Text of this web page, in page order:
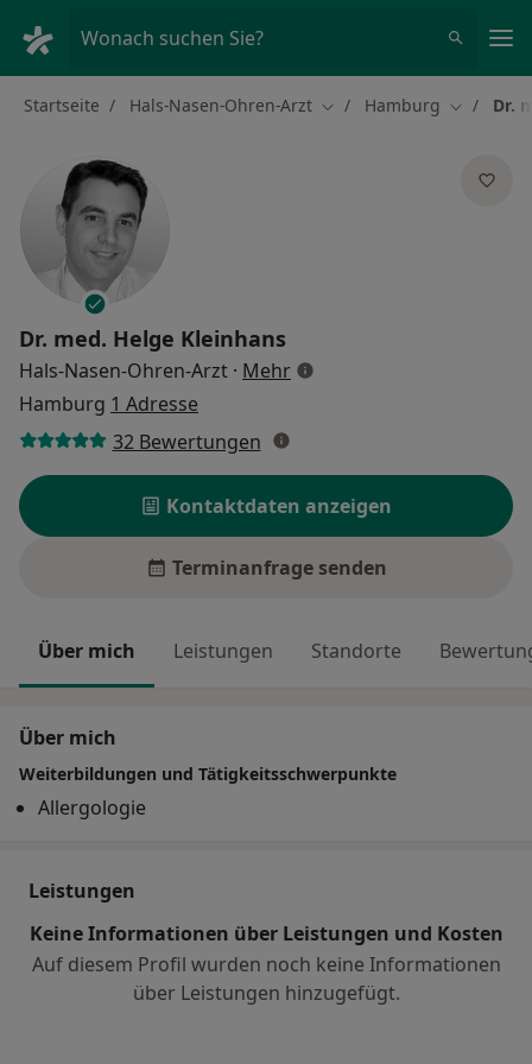
Wonach suchen Sie?
Startseite Hals-Nasen-Ohren-Arzt Stadt ändern
Hamburg StadtDr.
Dr. med. Helge Kleinhans
Hals-Nasen-Ohren-Arzt · Mehrüber Spezialisierungen
Hamburg 1 Adresse
32 Bewertungen
Kontaktdaten anzeigen
Terminanfrage senden
Über mich Leistungen Standorte
Über mich
Weiterbildungen und Tätigkeitsschwerpunkte
Allergologie
Leistungen
Keine Informationen über Leistungen und Kosten
Auf diesem Profil wurden noch keine Informationen
über Leistungen hinzugefügt.